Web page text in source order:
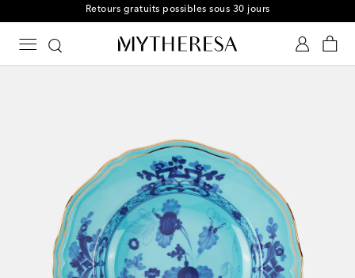
Retours gratuits possibles sous 30 jours